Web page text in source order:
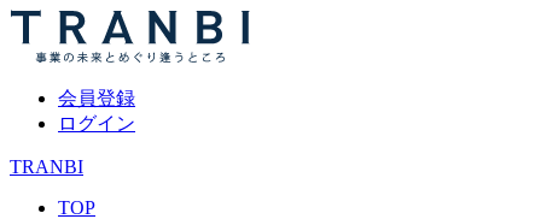
会員登録
ログイン
TRANBI
TOP